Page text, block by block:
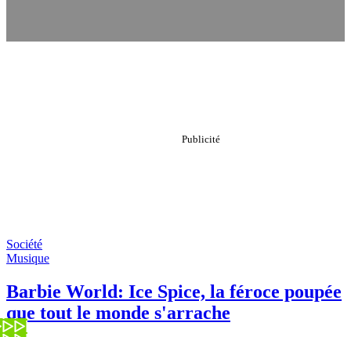
Société
Musique
Barbie World: Ice Spice, la féroce poupée
que tout le monde s'arrache